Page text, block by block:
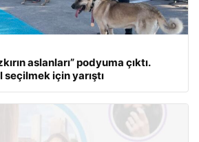
aslanları” podyuma çıktı.
için yarıştı